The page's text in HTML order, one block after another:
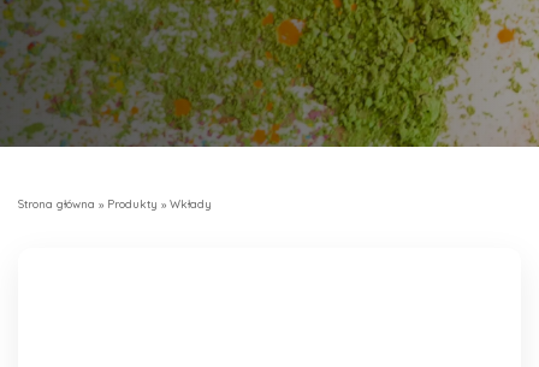
Strona główna » Produkty » Wkłady